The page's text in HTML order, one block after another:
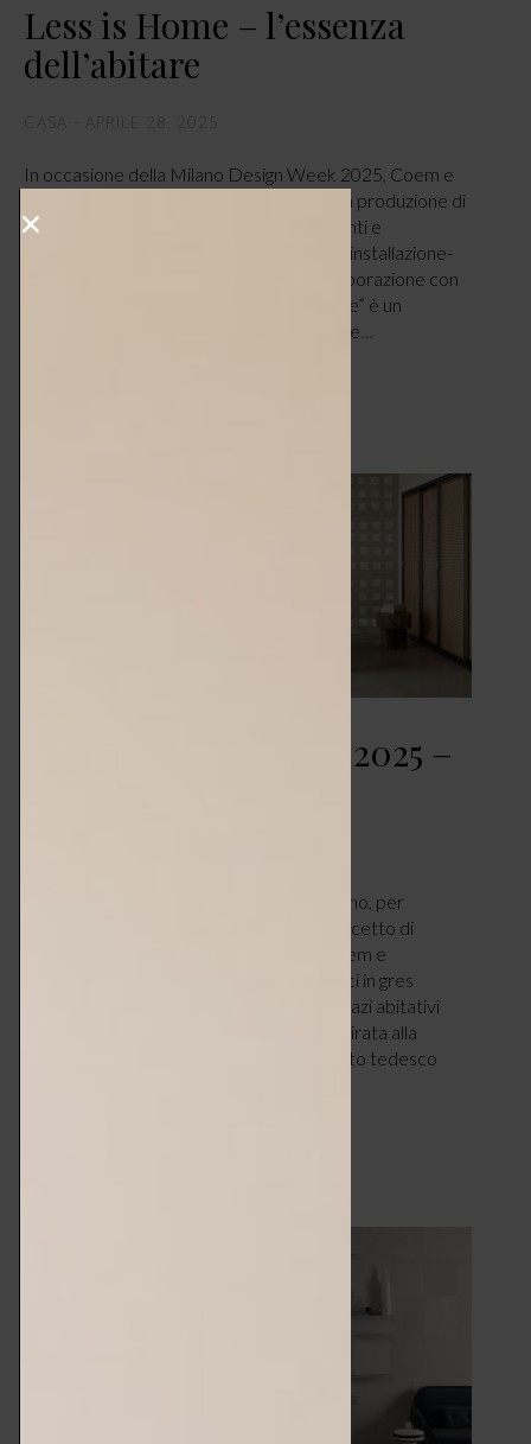
Less is Home – l’essenza
dell’abitare
In occasione della Milano Design Week 2025, Coem e
Fioranese, brand italiani specializzati nella produzione di
superfici in gres porcellanato per pavimenti e
rivestimenti, sono stati protagonisti con l’installazione-
evento “Less is Home”, realizzata in collaborazione con
Alessandro Pasinelli Studio. “Less is Home” è un
progetto dal forte valore concettuale, che…
Milano Design Week 2025 –
Un’installazione-evento, nel cuore di Milano, per
celebrare, durante la Design Week, il concetto di
essenzialità e autenticità dell’abitare. Coem e
Fioranese, produttori di raffinate superfici in gres
porcellanato, ridisegnano il futuro degli spazi abitativi
attraverso il progetto “Less is Home”. Ispirata alla
celebre frase “Less is more” dell’architetto tedesco